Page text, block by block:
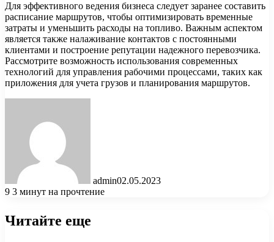
Для эффективного ведения бизнеса следует заранее составить
расписание маршрутов, чтобы оптимизировать временные
затраты и уменьшить расходы на топливо. Важным аспектом
является также налаживание контактов с постоянными
клиентами и построение репутации надежного перевозчика.
Рассмотрите возможность использования современных
технологий для управления рабочими процессами, таких как
приложения для учета грузов и планирования маршрутов.
admin02.05.2023
9 3 минут на прочтение
Читайте еще